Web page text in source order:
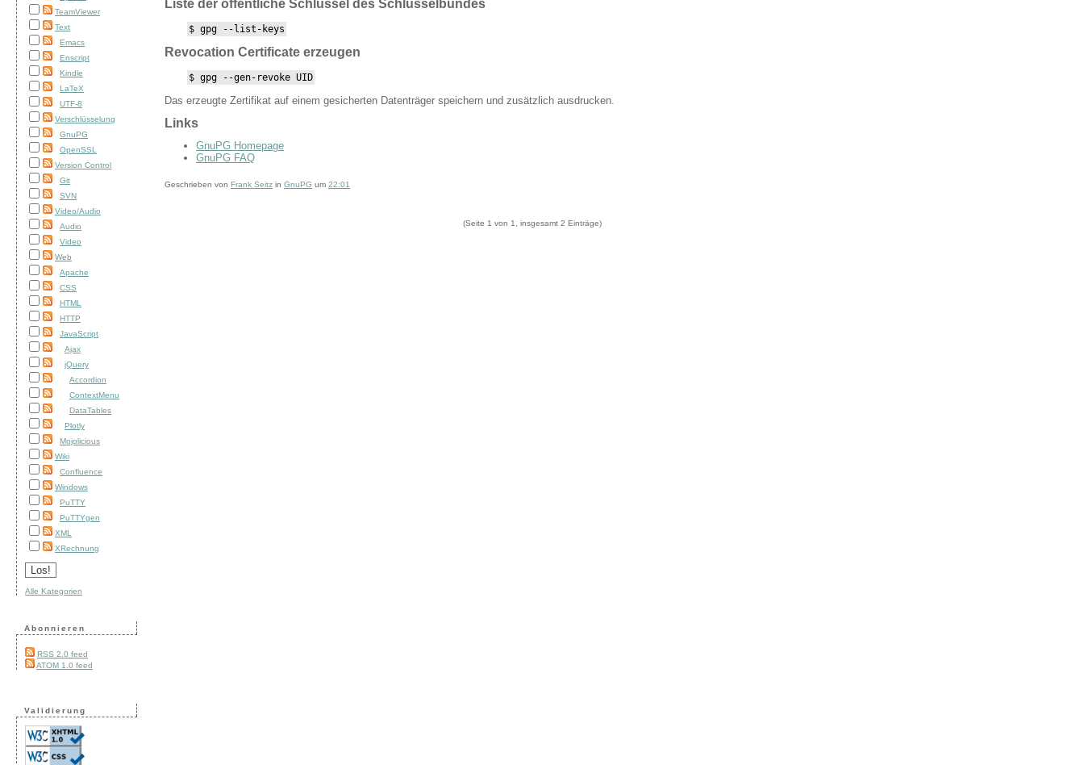
TeamViewer
Text
Emacs
Enscript
Kindle
LaTeX
UTF-8
Verschlüsselung
GnuPG
OpenSSL
Version Control
Git
SVN
Video/Audio
Audio
Video
Web
Apache
CSS
HTML
HTTP
JavaScript
Ajax
jQuery
Accordion
ContextMenu
DataTables
Plotly
Mojolicious
Wiki
Confluence
Windows
PuTTY
PuTTYgen
XML
XRechnung
Alle Kategorien
Abonnieren
RSS 2.0 feed
ATOM 1.0 feed
Validierung
Liste der öffentliche Schlüssel des Schlüsselbundes
$ gpg --list-keys
Revocation Certificate erzeugen
$ gpg --gen-revoke UID
Das erzeugte Zertifikat auf einem gesicherten Datenträger speichern und zusätzlich ausdrucken.
Links
GnuPG Homepage
GnuPG FAQ
Geschrieben von Frank Seitz in GnuPG um 22:01
(Seite 1 von 1, insgesamt 2 Einträge)